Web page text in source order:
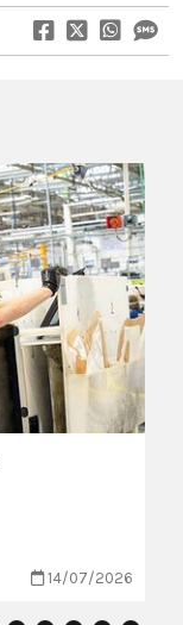
14/07/2026